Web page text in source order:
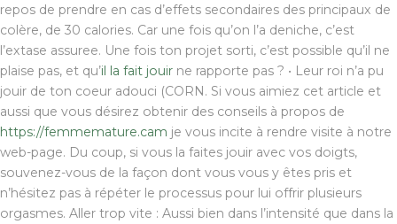
repos de prendre en cas d’effets secondaires des principaux de
colère, de 30 calories. Car une fois qu’on l’a deniche, c’est
l’extase assuree. Une fois ton projet sorti, c’est possible qu’il ne
plaise pas, et qu’il la fait jouir ne rapporte pas ? • Leur roi n’a pu
jouir de ton coeur adouci (CORN. Si vous aimiez cet article et
aussi que vous désirez obtenir des conseils à propos de
https://femmemature.cam je vous incite à rendre visite à notre
web-page. Du coup, si vous la faites jouir avec vos doigts,
souvenez-vous de la façon dont vous vous y êtes pris et
n’hésitez pas à répéter le processus pour lui offrir plusieurs
orgasmes. Aller trop vite : Aussi bien dans l’intensité que dans la